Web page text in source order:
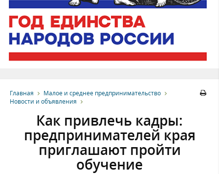
Главная
Малое и среднее предпринимательство
Новости и объявления
Как привлечь кадры:
предпринимателей края
приглашают пройти
обучение